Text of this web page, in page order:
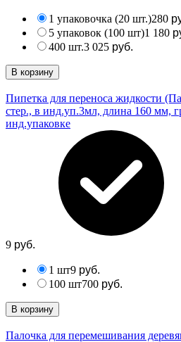
1 упаковочка (20 шт.)280
5 упаковок (100 шт)1 180
400 шт.3 025 руб.
В корзину
Пипетка для переноса жидкости
стер., в инд.уп.3мл, длина 160 мм,
инд.упаковке
9 руб.
1 шт9 руб.
100 шт700 руб.
В корзину
Палочка для перемешивания